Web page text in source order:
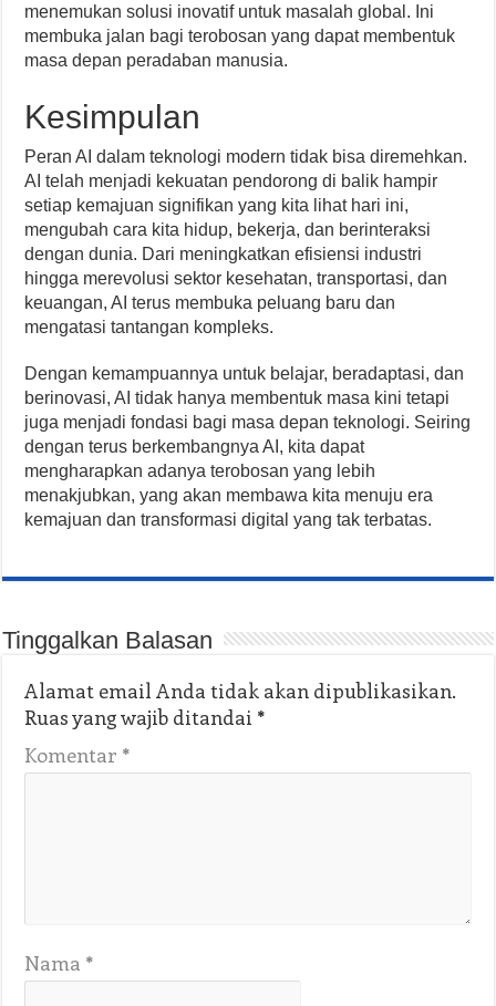
menemukan solusi inovatif untuk masalah global. Ini
membuka jalan bagi terobosan yang dapat membentuk
masa depan peradaban manusia.
Kesimpulan
Peran AI dalam teknologi modern tidak bisa diremehkan.
AI telah menjadi kekuatan pendorong di balik hampir
setiap kemajuan signifikan yang kita lihat hari ini,
mengubah cara kita hidup, bekerja, dan berinteraksi
dengan dunia. Dari meningkatkan efisiensi industri
hingga merevolusi sektor kesehatan, transportasi, dan
keuangan, AI terus membuka peluang baru dan
mengatasi tantangan kompleks.
Dengan kemampuannya untuk belajar, beradaptasi, dan
berinovasi, AI tidak hanya membentuk masa kini tetapi
juga menjadi fondasi bagi masa depan teknologi. Seiring
dengan terus berkembangnya AI, kita dapat
mengharapkan adanya terobosan yang lebih
menakjubkan, yang akan membawa kita menuju era
kemajuan dan transformasi digital yang tak terbatas.
Tinggalkan Balasan
Alamat email Anda tidak akan dipublikasikan.
Ruas yang wajib ditandai *
Komentar *
Nama *